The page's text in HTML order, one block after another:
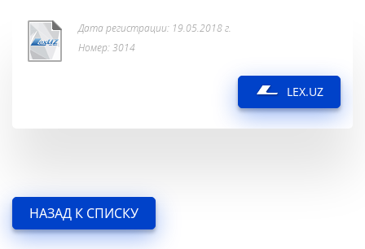
Дата регистрации: 19.05.2018 г.
Номер: 3014
LEX.UZ
НАЗАД К СПИСКУ